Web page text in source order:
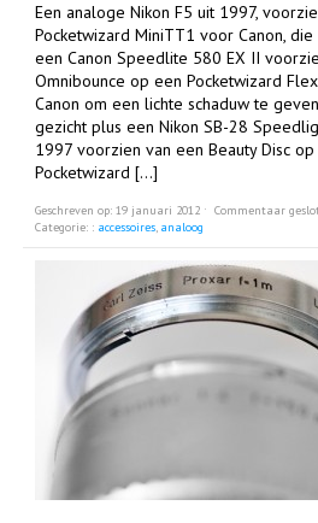
Een analoge Nikon F5 uit 1997,
Pocketwizard MiniTT1 voor Canon, die
een Canon Speedlite 580 EX II
Omnibounce op een Pocketwizard
Canon om een lichte schaduw te
gezicht plus een Nikon SB-28
1997 voorzien van een Beauty Disc
Pocketwizard […]
Geschreven op: 19 januari 2012 ˑCommentaar
Categorie: : accessoires, analoog